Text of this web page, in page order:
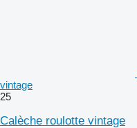
vintage
25
Calèche roulotte vintage